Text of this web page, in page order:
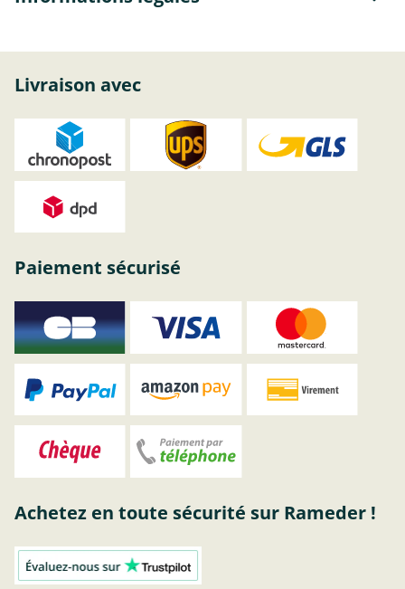
Livraison avec
Paiement sécurisé
Achetez en toute sécurité sur Rameder !